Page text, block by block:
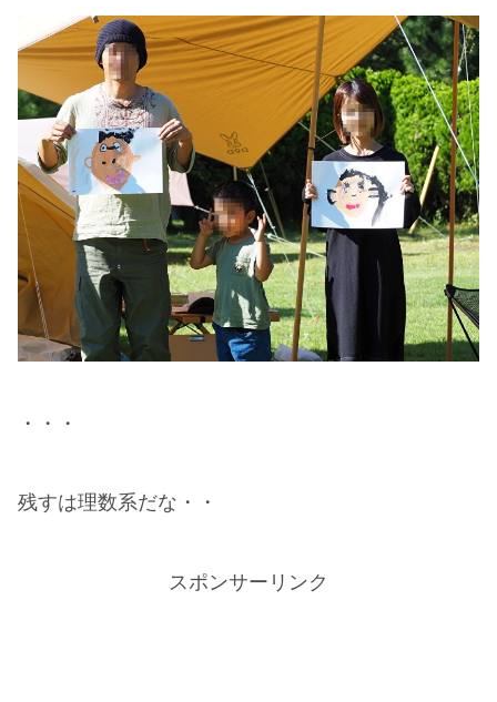
・・・
残すは理数系だな・・
スポンサーリンク